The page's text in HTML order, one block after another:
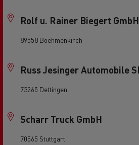
Rolf u. Rainer Biegert GmbH
89558 Boehmenkirch
Russ Jesinger Automobile
73265 Dettingen
Scharr Truck GmbH
70565 Stuttgart